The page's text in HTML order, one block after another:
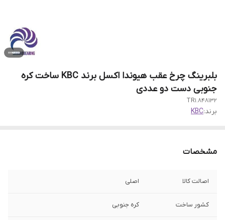
بلبرینگ چرخ عقب هیوندا اکسل برند KBC ساخت کره
جنوبی دست دو عددی
848132.TR1
برند:KBC
مشخصات
اصالت کالا اصلی
کشور ساخت کره جنوبی